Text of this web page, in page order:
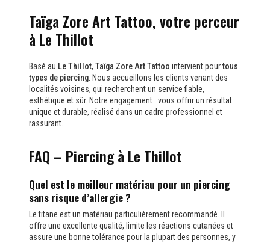
Taïga Zore Art Tattoo, votre perceur
à Le Thillot
Basé au Le Thillot, Taïga Zore Art Tattoo intervient pourtous
types de piercing. Nous accueillons les clients venant des
localités voisines, qui recherchent un service fiable,
esthétique et sûr. Notre engagement : vous offrir un résultat
unique et durable, réalisé dans un cadre professionnel et
rassurant.
FAQ – Piercing à Le Thillot
Quel est le meilleur matériau pour un piercing
sans risque d’allergie ?
Le titane est un matériau particulièrement recommandé. Il
offre une excellente qualité, limite les réactions cutanées et
assure une bonne tolérance pour la plupart des personnes, y